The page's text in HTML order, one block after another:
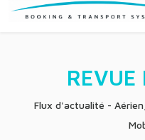
REVUE
Flux d'actualité -